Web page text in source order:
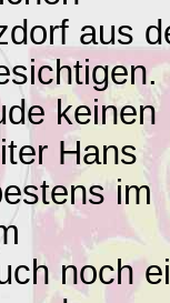
aus
keinen
Hans
im
noch